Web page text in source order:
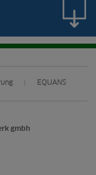
EQUANS
gmbh